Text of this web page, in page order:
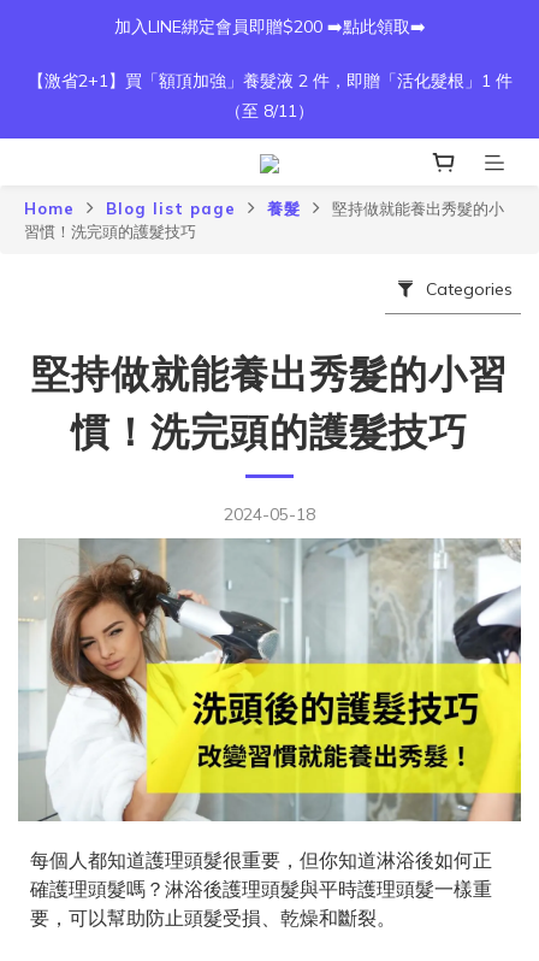
加入LINE綁定會員即贈$200 ➡️點此領取➡️
【激省2+1】買「額頂加強」養髮液 2 件，即贈「活化髮根」1 件
（至 8/11）
Home Blog list page 養髮
堅持做就能養出秀髮的小
習慣！洗完頭的護髮技巧
Categories
堅持做就能養出秀髮的小習
慣！洗完頭的護髮技巧
2024-05-18
每個人都知道護理頭髮很重要，但你知道淋浴後如何正
確護理頭髮嗎？淋浴後護理頭髮與平時護理頭髮一樣重
要，可以幫助防止頭髮受損、乾燥和斷裂。